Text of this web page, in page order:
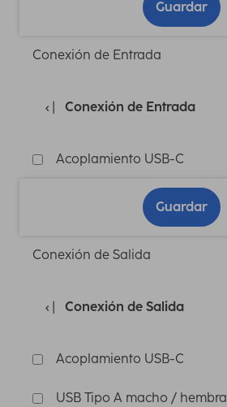
Guardar
Conexión de Entrada
Conexión de Entrada
Acoplamiento USB-C
Guardar
Conexión de Salida
Conexión de Salida
Acoplamiento USB-C
USB Tipo A macho / hembra